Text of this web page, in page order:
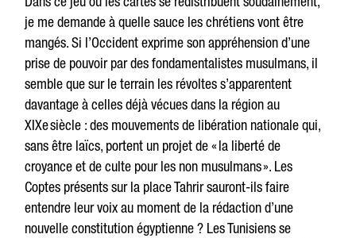
je me demande à quelle sauce les chrétiens vont être
mangés. Si l’Occident exprime son appréhension d’une
prise de pouvoir par des fondamentalistes musulmans, il
semble que sur le terrain les révoltes s’apparentent
davantage à celles déjà vécues dans la région au
XIXe siècle : des mouvements de libération nationale qui,
sans être laïcs, portent un projet de « la liberté de
croyance et de culte pour les non musulmans ». Les
Coptes présents sur la place Tahrir sauront-ils faire
entendre leur voix au moment de la rédaction d’une
nouvelle constitution égyptienne ? Les Tunisiens se